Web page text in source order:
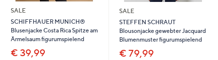
SALE
SCHIFFHAUER MUNICH®
Blusenjacke Costa Rica Spitze am
Ärmelsaum figurumspielend
€ 39,99
SALE
STEFFEN SCHRAUT
Blousonjacke gewebter Jacquard
Blumenmuster figurumspielend
€ 79,99